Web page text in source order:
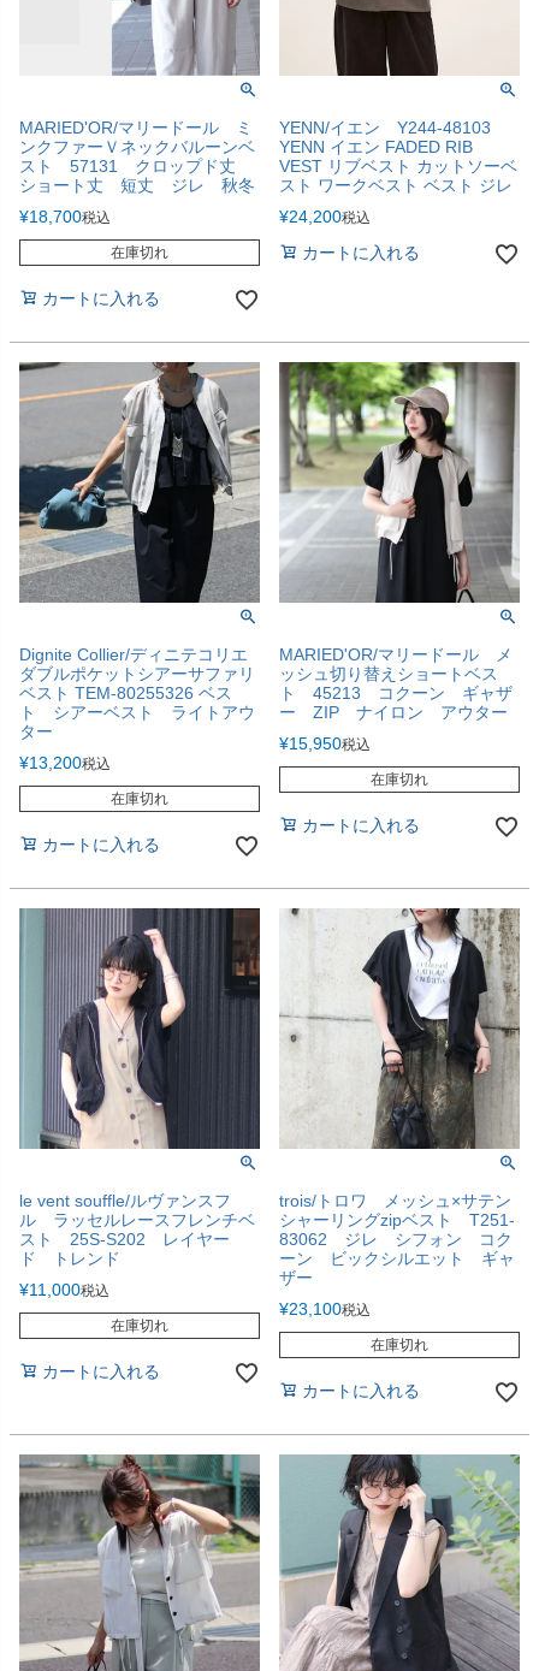
MARIED'OR/マリードール ミ
ンクファーＶネックバルーンベ
スト 57131 クロップド丈
ショート丈 短丈 ジレ 秋冬
¥18,700税込
在庫切れ
カートに入れる
YENN/イエン Y244-48103
YENN イエン FADED RIB
VEST リブベスト カットソーベ
スト ワークベスト ベスト ジレ
¥24,200税込
カートに入れる
Dignite Collier/ディニテコリエ
ダブルポケットシアーサファリ
ベスト TEM-80255326 ベス
ト シアーベスト ライトアウ
ター
¥13,200税込
在庫切れ
カートに入れる
MARIED'OR/マリードール メ
ッシュ切り替えショートベス
ト 45213 コクーン ギャザ
ー ZIP ナイロン アウター
¥15,950税込
在庫切れ
カートに入れる
le vent souffle/ルヴァンスフ
ル ラッセルレースフレンチベ
スト 25S-S202 レイヤー
ド トレンド
¥11,000税込
在庫切れ
カートに入れる
trois/トロワ メッシュ×サテン
シャーリングzipベスト T251-
83062 ジレ シフォン コク
ーン ビックシルエット ギャ
ザー
¥23,100税込
在庫切れ
カートに入れる